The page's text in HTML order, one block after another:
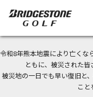
令和8年熊本地震により亡くな
ともに、被災された皆
被災地の一日でも早い復旧と
こと
今なら新規会員登録で
＜商品配送に関するお知ら